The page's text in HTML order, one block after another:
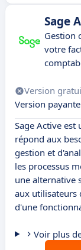
Sage
Gestion
votre
Version
Version
Sage Active
répond aux
gestion et
les processus
une alternative
aux utilisateurs
d'une
Voir plus